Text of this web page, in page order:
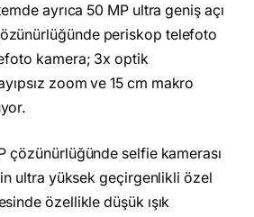
ayrıca 50 MP ultra geniş açı
periskop telefoto
kamera; 3x optik
zoom ve 15 cm makro
çözünürlüğünde selfie kamerası
ultra yüksek geçirgenlikli özel
özellikle düşük ışık